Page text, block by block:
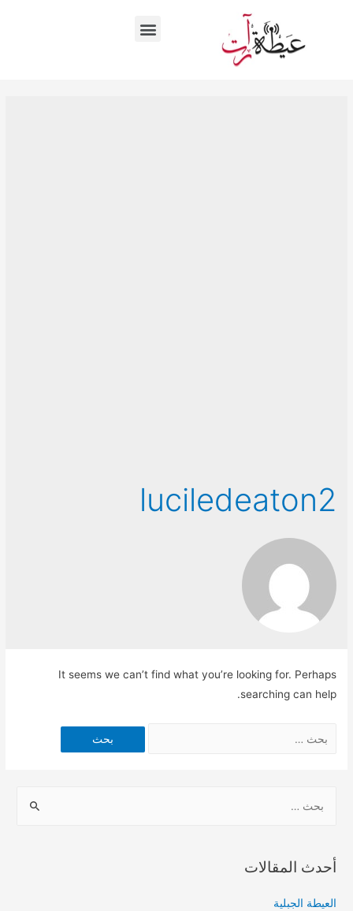
luciledeaton2
It seems we can’t find what you’re looking for. Perhaps
searching can help.
أحدث المقالات
العيطة الجبلية